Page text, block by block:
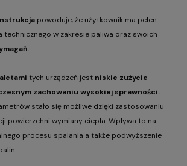
powoduje, że użytkownik ma pełen
technicznego w zakresie paliwa oraz swoich
tych urządzeń jest niskie zużycie
zachowaniu wysokiej sprawności.
stało się możliwe dzięki zastosowaniu
powierzchni wymiany ciepła. Wpływa to na
procesu spalania a także podwyższenie